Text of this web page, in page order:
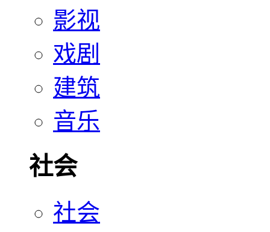
影视
戏剧
建筑
音乐
社会
社会